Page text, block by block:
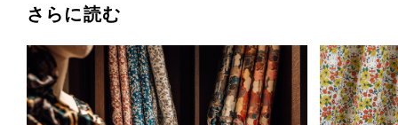
さらに読む